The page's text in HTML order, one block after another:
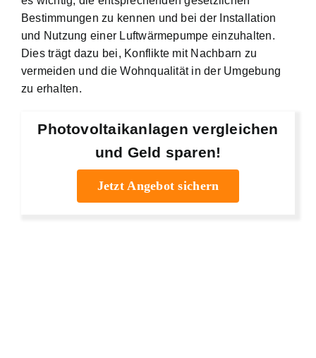
Bestimmungen zu kennen und bei der Installation
und Nutzung einer Luftwärmepumpe einzuhalten.
Dies trägt dazu bei, Konflikte mit Nachbarn zu
vermeiden und die Wohnqualität in der Umgebung
zu erhalten.
Photovoltaikanlagen vergleichen
und Geld sparen!
Jetzt Angebot sichern